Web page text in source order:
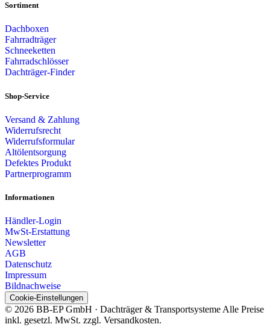
Sortiment
Dachboxen
Fahrradträger
Schneeketten
Fahrradschlösser
Dachträger-Finder
Shop-Service
Versand & Zahlung
Widerrufsrecht
Widerrufsformular
Altölentsorgung
Defektes Produkt
Partnerprogramm
Informationen
Händler-Login
MwSt-Erstattung
Newsletter
AGB
Datenschutz
Impressum
Bildnachweise
Cookie-Einstellungen
© 2026 BB-EP GmbH · Dachträger & Transportsysteme Alle Preise
inkl. gesetzl. MwSt. zzgl. Versandkosten.